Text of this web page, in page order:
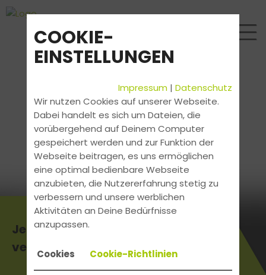
Jetzt Beratungstermin
vereinbaren!
COOKIE-
EINSTELLUNGEN
Impressum |Datenschutz
Wir nutzen Cookies auf unserer Webseite.
Dabei handelt es sich um Dateien, die
vorübergehend auf Deinem Computer
gespeichert werden und zur Funktion der
Webseite beitragen, es uns ermöglichen
eine optimal bedienbare Webseite
anzubieten, die Nutzererfahrung stetig zu
verbessern und unsere werblichen
Aktivitäten an Deine Bedürfnisse
anzupassen.
Cookies Cookie-Richtlinien